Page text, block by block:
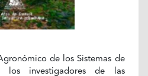
de los Sistemas de
los investigadores de las